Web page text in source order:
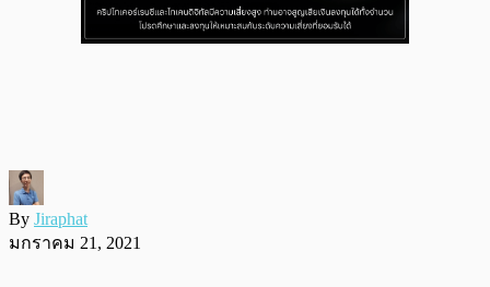
By Jiraphat
มกราคม 21, 2021